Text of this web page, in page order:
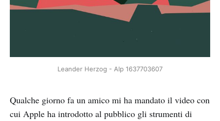
Leander Herzog - Alp 1637703607
Qualche giorno fa un amico mi ha mandato il video con
cui Apple ha introdotto al pubblico gli strumenti di